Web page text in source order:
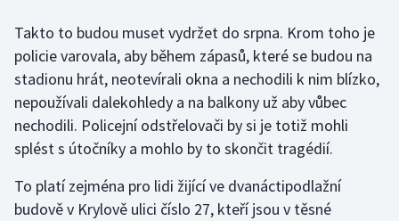
Florbal
Golf
Gymnastika
Házená
Takto to budou muset vydržet do srpna. Krom toho je
policie varovala, aby během zápasů, které se budou na
stadionu hrát, neotevírali okna a nechodili k nim blízko,
nepoužívali dalekohledy a na balkony už aby vůbec
nechodili. Policejní odstřelovači by si je totiž mohli
splést s útočníky a mohlo by to skončit tragédií.
To platí zejména pro lidi žijící ve dvanáctipodlažní
budově v Krylově ulici číslo 27, kteří jsou v těsné